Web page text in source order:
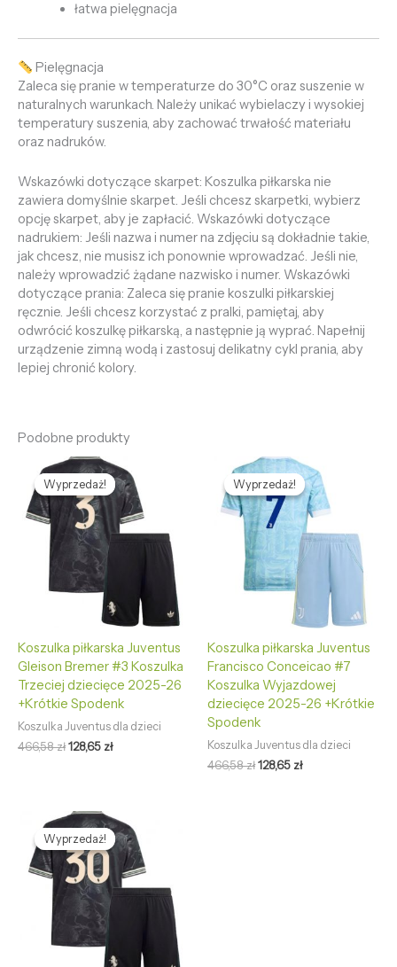
łatwa pielęgnacja
Pielęgnacja
Zaleca się pranie w temperaturze do 30°C oraz suszenie w
naturalnych warunkach. Należy unikać wybielaczy i wysokiej
temperatury suszenia, aby zachować trwałość materiału
oraz nadruków.
Wskazówki dotyczące skarpet: Koszulka piłkarska nie
zawiera domyślnie skarpet. Jeśli chcesz skarpetki, wybierz
opcję skarpet, aby je zapłacić. Wskazówki dotyczące
nadrukiem: Jeśli nazwa i numer na zdjęciu są dokładnie takie,
jak chcesz, nie musisz ich ponownie wprowadzać. Jeśli nie,
należy wprowadzić żądane nazwisko i numer. Wskazówki
dotyczące prania: Zaleca się pranie koszulki piłkarskiej
ręcznie. Jeśli chcesz korzystać z pralki, pamiętaj, aby
odwrócić koszulkę piłkarską, a następnie ją wyprać. Napełnij
urządzenie zimną wodą i zastosuj delikatny cykl prania, aby
lepiej chronić kolory.
Podobne produkty
Wyprzedaż!
Wyprzedaż!
Koszulka piłkarska Juventus
Gleison Bremer #3 Koszulka
Trzeciej dziecięce 2025-26
+Krótkie Spodenk
Koszulka Juventus dla dzieci
466,58zł
Pierwotna
cena
wynosiła:
466,58 zł.
128,65 zł
Aktualna
cena
wynosi:
128,65 zł.
Wyprzedaż!
Wyprzedaż!
Koszulka piłkarska Juventus
Francisco Conceicao #7
Koszulka Wyjazdowej
dziecięce 2025-26 +Krótkie
Spodenk
Koszulka Juventus dla dzieci
466,58zł
Pierwotna
cena
wynosiła:
466,58 zł.
128,65 zł
Aktualna
cena
wynosi:
128,65 zł.
Wyprzedaż!
Wyprzedaż!
Pierwotna
cena
wynosiła:
466,58 zł.
Aktualna
cena
wynosi:
128,65 zł.